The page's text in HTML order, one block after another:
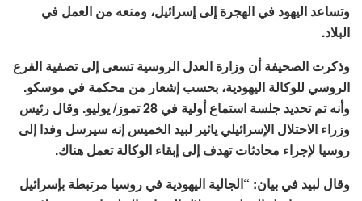
وتساعد اليهود في الهجرة إلى إسرائيل، ومنعه من العمل في
البلاد.
وذكرت الصحيفة أن وزارة العدل الروسية تسعى إلى تصفية الفرع
الروسي للوكالة اليهودية، بحسب إشعار من محكمة في موسكو.
وأنه تم تحديد جلسة استماع أولية في 28 تموز/ يوليو. وقال رئيس
وزراء الاحتلال الإسرائيلي يائير لبيد الخميس إنه سيرسل وفدا إلى
روسيا لإجراء محادثات تهدف إلى إبقاء الوكالة تعمل هناك.
وقال لبيد في بيان: “الجالية اليهودية في روسيا مرتبطة بإسرائيل